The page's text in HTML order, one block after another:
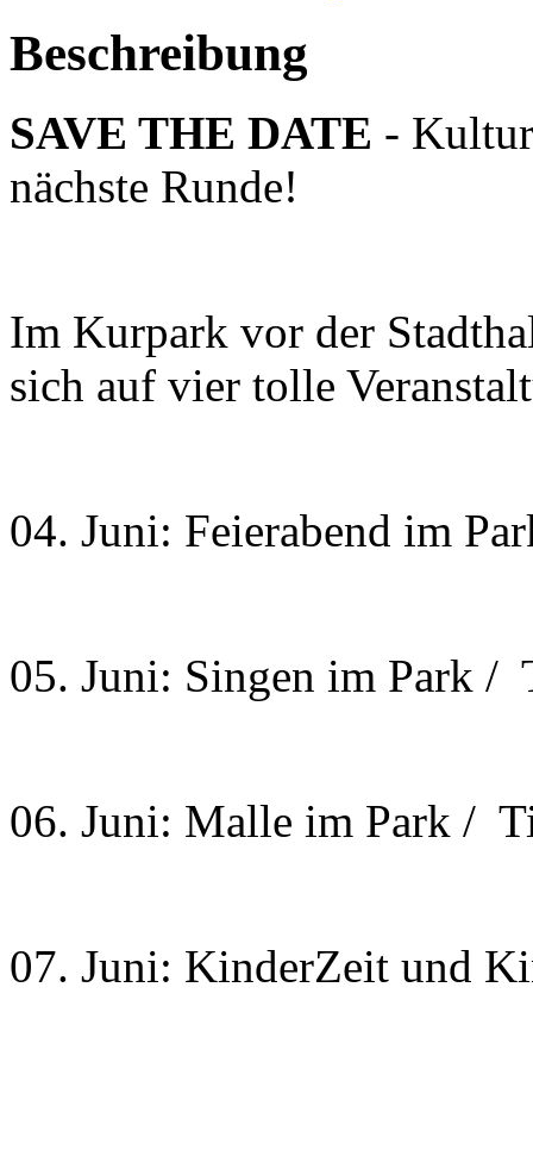
Beschreibung
SAVE THE DATE -
nächste Runde!
Im Kurpark vor der
sich auf vier tolle
04. Juni: Feierabend im
05. Juni: Singen im Park /
06. Juni: Malle im Park /
07. Juni: KinderZeit und